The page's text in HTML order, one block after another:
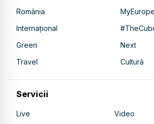
România
MyEurope
Internațional
Green
Next
Travel
Cultură
Servicii
Live
Video